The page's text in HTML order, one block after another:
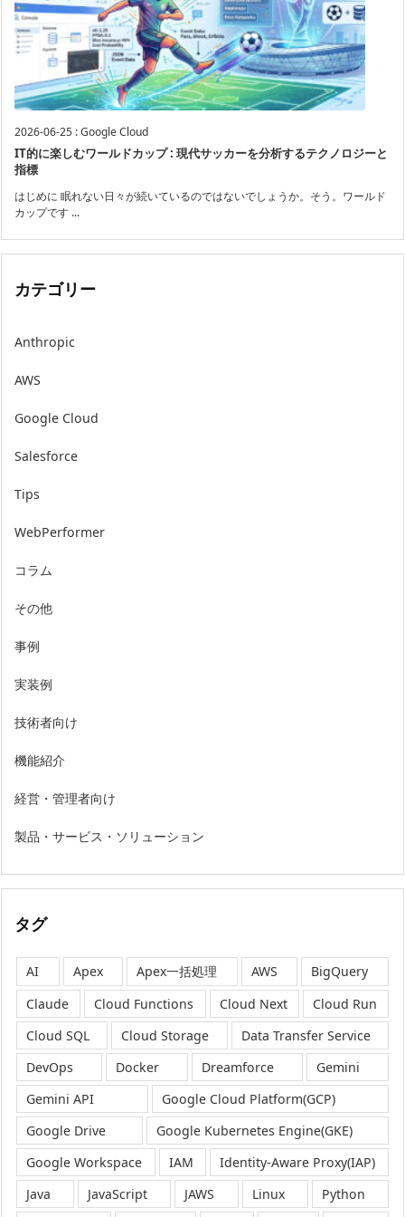
2026-06-25 :Google Cloud
IT的に楽しむワールドカップ : 現代サッカーを分析するテクノロジーと
指標
はじめに 眠れない日々が続いているのではないでしょうか。そう。ワールド
カップです ...
カテゴリー
Anthropic
AWS
Google Cloud
Salesforce
Tips
WebPerformer
コラム
その他
事例
実装例
技術者向け
機能紹介
経営・管理者向け
製品・サービス・ソリューション
タグ
AI Apex Apex一括処理 AWS
BigQuery
Claude
Cloud Functions Cloud Next
Cloud Run
Cloud SQL
Cloud Storage
Data Transfer Service
DevOps
Docker Dreamforce
Gemini
Gemini API
Google Cloud Platform(GCP)
Google Drive
Google Kubernetes Engine(GKE)
Google Workspace
IAM
Identity-Aware Proxy(IAP)
Java
JavaScript JAWS Linux
Python